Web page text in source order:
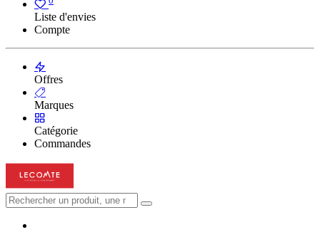
Liste d'envies
Compte
Offres
Marques
Catégorie
Commandes